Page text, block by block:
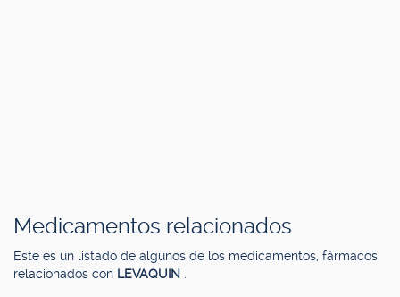
Medicamentos relacionados
Este es un listado de algunos de los medicamentos, fármacos
relacionados con LEVAQUIN